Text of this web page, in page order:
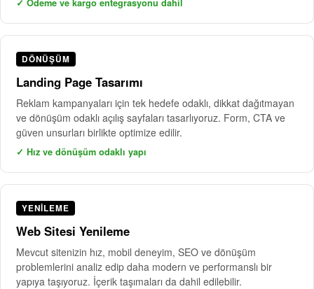
✓ Ödeme ve kargo entegrasyonu dahil
DÖNÜŞÜM
Landing Page Tasarımı
Reklam kampanyaları için tek hedefe odaklı, dikkat dağıtmayan
ve dönüşüm odaklı açılış sayfaları tasarlıyoruz. Form, CTA ve
güven unsurları birlikte optimize edilir.
✓ Hız ve dönüşüm odaklı yapı
YENILEME
Web Sitesi Yenileme
Mevcut sitenizin hız, mobil deneyim, SEO ve dönüşüm
problemlerini analiz edip daha modern ve performanslı bir
yapıya taşıyoruz. İçerik taşımaları da dahil edilebilir.